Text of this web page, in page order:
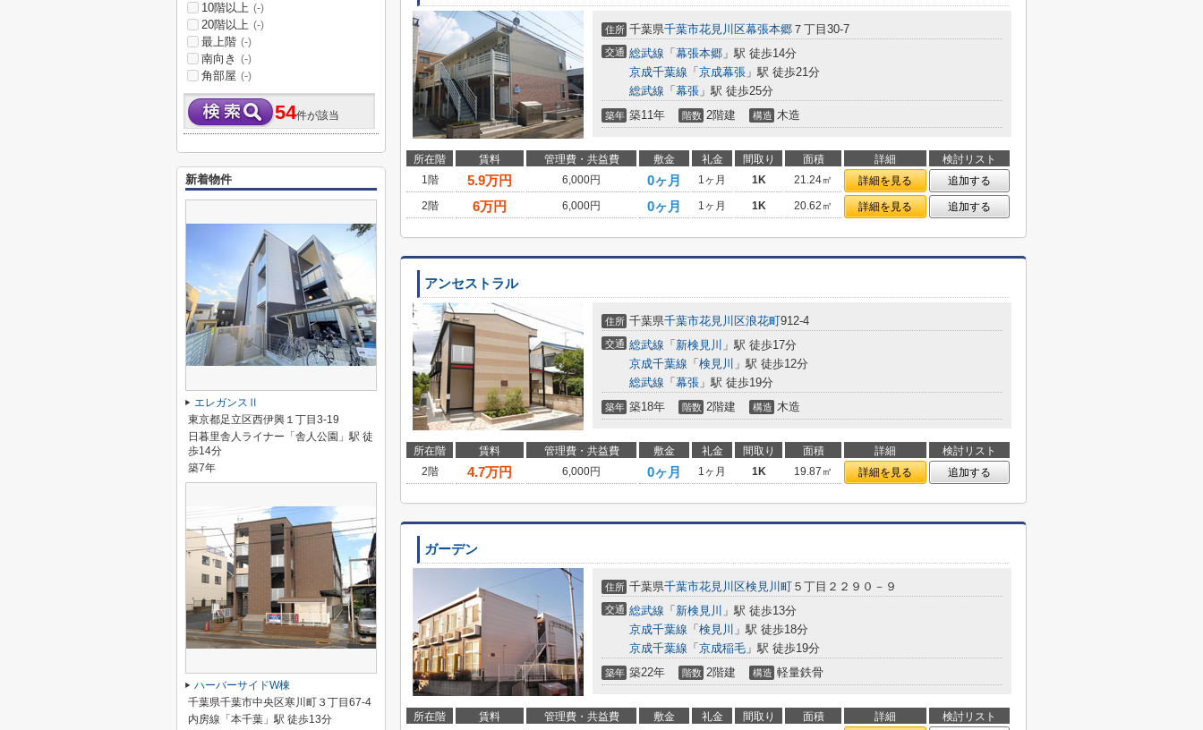
住所 千葉県千葉市花見川区幕張本郷 ７丁目30-7
交通 総武線 「 幕張本郷 」駅 徒歩14分
京成千葉線 「 京成幕張 」駅 徒歩21分
総武線 「 幕張 」駅 徒歩25分
築年 築11年 階数 2階建 構造 木造
所在階 賃料 管理費・共益費 敷金 礼金 間取り 面積 詳細
検討リスト
1階
5.9万円 6,000円 0ヶ月 1ヶ月 1K 21.24㎡ 詳細を見る
追加する
2階
6万円 6,000円 0ヶ月 1ヶ月 1K 20.62㎡ 詳細を見る 追加する
アンセストラル
住所 千葉県千葉市花見川区浪花町912-4
交通 総武線 「 新検見川 」駅 徒歩17分
京成千葉線 「 検見川 」駅 徒歩12分
総武線 「 幕張 」駅 徒歩19分
築年 築18年 階数 2階建 構造 木造
所在階 賃料 管理費・共益費 敷金 礼金 間取り 面積 詳細
検討リスト
2階
4.7万円 6,000円 0ヶ月 1ヶ月 1K 19.87㎡ 詳細を見る 追加する
ガーデン
住所 千葉県千葉市花見川区検見川町 ５丁目２２９０－９
交通 総武線 「 新検見川 」駅 徒歩13分
京成千葉線 「 検見川 」駅 徒歩18分
京成千葉線 「 京成稲毛 」駅 徒歩19分
築年 築22年 階数 2階建 構造 軽量鉄骨
所在階 賃料 管理費・共益費 敷金 礼金 間取り 面積 詳細 検討リスト
10階以上 (-)
20階以上 (-)
最上階 (-)
南向き (-)
角部屋 (-)
54件が該当
新着物件
エレガンスⅡ
東京都足立区西伊興１丁目3-19
日暮里舎人ライナー「舎人公園」駅 徒
歩14分
築7年
ハーバーサイドW棟
千葉県千葉市中央区寒川町３丁目67-4
内房線「本千葉」駅 徒歩13分